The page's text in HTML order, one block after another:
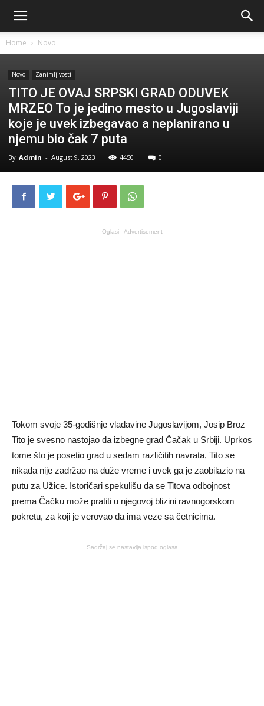
Home Novo
Novo Zanimljivosti
TITO JE OVAJ SRPSKI GRAD ODUVEK
MRZEO To je jedino mesto u Jugoslaviji
koje je uvek izbegavao a neplanirano u
njemu bio čak 7 puta
By Admin - August 9, 2023 4450 0
Oglasi - Advertisement
Tokom svoje 35-godišnje vladavine Jugoslavijom, Josip Broz
Tito je svesno nastojao da izbegne grad Čačak u Srbiji. Uprkos
tome što je posetio grad u sedam različitih navrata, Tito se
nikada nije zadržao na duže vreme i uvek ga je zaobilazio na
putu za Užice. Istoričari spekulišu da se Titova odbojnost
prema Čačku može pratiti u njegovoj blizini ravnogorskom
pokretu, za koji je verovao da ima veze sa četnicima.
Sadržaj se nastavlja ispod oglasa